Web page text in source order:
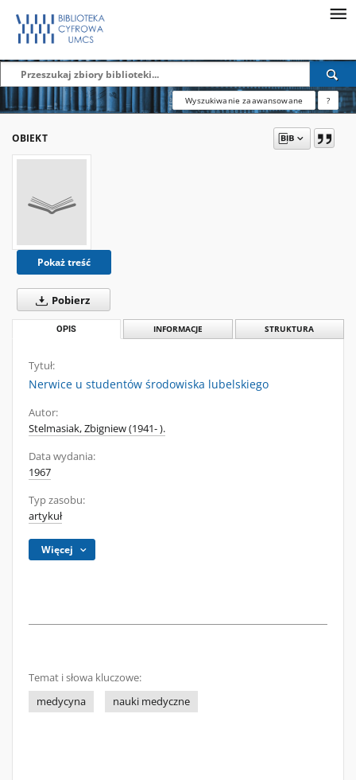
Wyszukiwanie zaawansowane ?
OBIEKT
Pokaż treść
Pobierz
OPIS INFORMACJE STRUKTURA
Tytuł:
Nerwice u studentów środowiska lubelskiego
Autor:
Stelmasiak, Zbigniew (1941- ).
Data wydania:
1967
Typ zasobu:
artykuł
Więcej
Temat i słowa kluczowe:
medycyna
nauki medyczne